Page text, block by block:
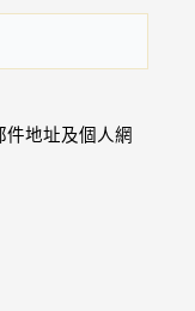
地址及個人網